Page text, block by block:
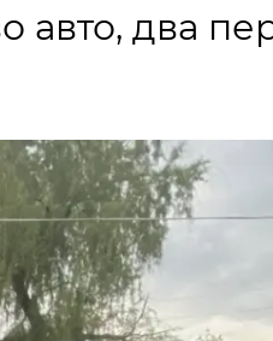
авто, два